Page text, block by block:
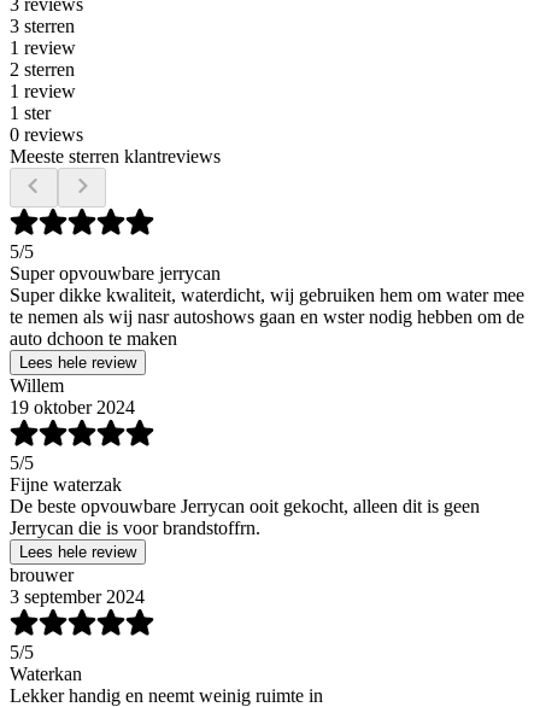
3 sterren
1 review
2 sterren
1 review
1 ster
0 reviews
Meeste sterren klantreviews
5/5
Super opvouwbare jerrycan
Super dikke kwaliteit, waterdicht, wij gebruiken hem om water mee
te nemen als wij nasr autoshows gaan en wster nodig hebben om de
auto dchoon te maken
Lees hele review
Willem
19 oktober 2024
5/5
Fijne waterzak
De beste opvouwbare Jerrycan ooit gekocht, alleen dit is geen
Jerrycan die is voor brandstoffrn.
Lees hele review
brouwer
3 september 2024
5/5
Waterkan
Lekker handig en neemt weinig ruimte in